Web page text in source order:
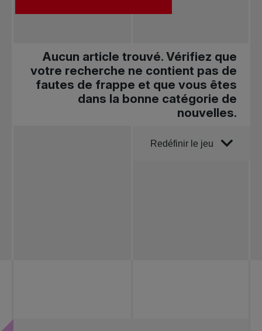
Aucun article trouvé. Vérifiez que
votre recherche ne contient pas de
fautes de frappe et que vous êtes
dans la bonne catégorie de
nouvelles.
Trier par
Redéfinir le jeu